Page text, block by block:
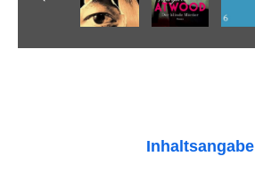
Inhaltsangabe